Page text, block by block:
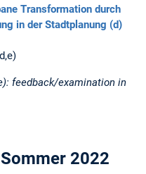
Transformation durch
in der Stadtplanung (d)
feedback/examination in
2022